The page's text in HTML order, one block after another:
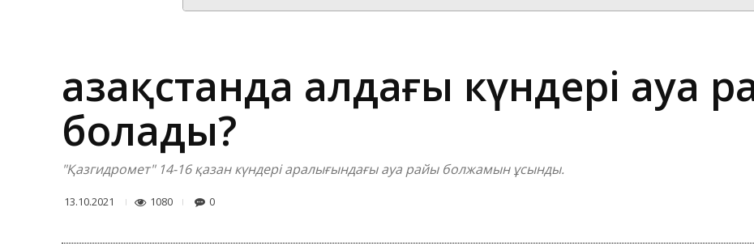
Қазақстанда алдағы күндері ауа
болады?
"Қазгидромет" 14-16 қазан күндері аралығындағы ауа райы болжамын ұсынды.
13.10.2021 1080 0